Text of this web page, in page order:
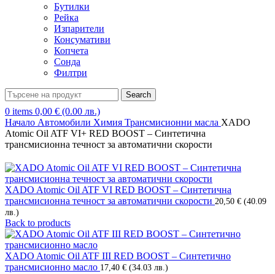
Бутилки
Рейка
Изпарители
Консумативи
Копчета
Сонда
Филтри
Search
0 items 0,00 € (0.00 лв.)
Начало Автомобили Химия Трансмисионни масла XADO
Atomic Oil ATF VI+ RED BOOST – Синтетична
трансмисионна течност за автоматични скорости
XADO Atomic Oil ATF VI RED BOOST – Синтетична
трансмисионна течност за автоматични скорости 20,50 € (40.09
лв.)
Back to products
XADO Atomic Oil ATF III RED BOOST – Синтетичнo
трансмисионно масло 17,40 € (34.03 лв.)